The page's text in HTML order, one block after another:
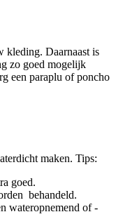
kleding. Daarnaast is
zo goed mogelijk
een paraplu of poncho
maken. Tips:
goed.
behandeld.
wateropnemend of -